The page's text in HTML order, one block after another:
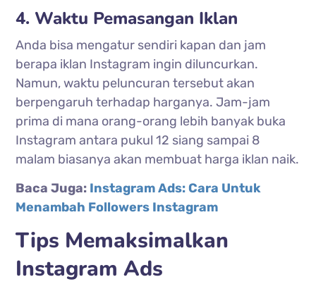
4. Waktu Pemasangan Iklan
Anda bisa mengatur sendiri kapan dan jam
berapa iklan Instagram ingin diluncurkan.
Namun, waktu peluncuran tersebut akan
berpengaruh terhadap harganya. Jam-jam
prima di mana orang-orang lebih banyak buka
Instagram antara pukul 12 siang sampai 8
malam biasanya akan membuat harga iklan naik.
Baca Juga: Instagram Ads: Cara Untuk
Menambah Followers Instagram
Tips Memaksimalkan
Instagram Ads